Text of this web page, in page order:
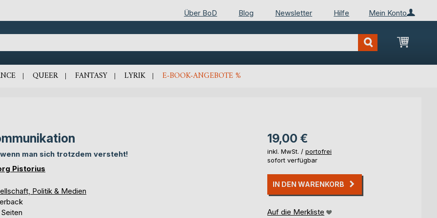
Mein Konto
Über BoD Blog Newsletter Hilfe
Mein
QUEER FANTASY LYRIK E-BOOK-ANGEBOTE %
man sich trotzdem versteht!
Pistorius
Politik & Medien
19,00 €
inkl. MwSt. / portofrei
sofort verfügbar
IN DEN WARENKORB
Auf die Merkliste